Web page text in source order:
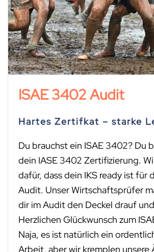
ISAE 3402 Audit
Hartes Zertifkat – starke
Du brauchst ein ISAE 3402? Du
dein IASE 3402 Zertifizierung.
dafür, dass dein IKS ready ist für
Audit. Unser Wirtschaftsprüfer
dir im Audit den Deckel drauf
Herzlichen Glückwunsch zum
Naja, es ist natürlich ein
Arbeit, aber wir kremplen unsere